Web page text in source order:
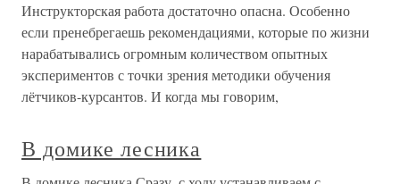
Инструкторская работа достаточно опасна. Особенно
если пренебрегаешь рекомендациями, которые по жизни
нарабатывались огромным количеством опытных
экспериментов с точки зрения методики обучения
лётчиков-курсантов. И когда мы говорим,
В домике лесника